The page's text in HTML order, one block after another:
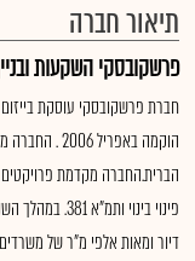
תיאור חברה
פרשקובסקי השקעות
חברת פרשקובסקי עוסקת
הוקמה
הברית.החברה מקדמת
פינוי בינוי
דיור ומאות אלפי מ"ר של